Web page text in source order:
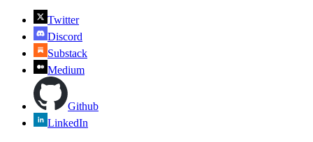
Twitter
Discord
Substack
Medium
Github
LinkedIn